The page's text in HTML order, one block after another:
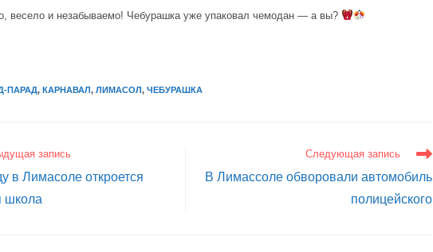
весело и незабываемо! Чебурашка уже упаковал чемодан — а вы?
ПАРАД, КАРНАВАЛ, ЛИМАСОЛ, ЧЕБУРАШКА
запись
в Лимасоле откроется
школа
Следующая запись
В Лимассоле обворовали автомобиль
полицейского